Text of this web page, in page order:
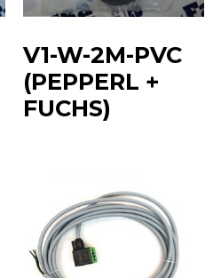
V1-W-2M-PVC
(PEPPERL +
FUCHS)